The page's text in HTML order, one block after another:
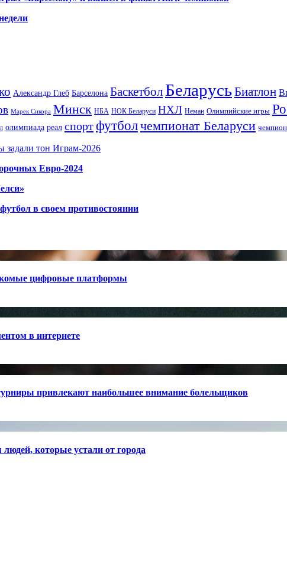
Александр Глеб Барселона Баскетбол БеларусьБиатлон
Марек Сикора Минск НБА НОК Беларуси НХЛ Неман Олимпийские игры
олимпиада реал спортфутболчемпионат Беларуси
задали тон Играм-2026
Евро-2024
в своем противостоянии
цифровые платформы
в интернете
привлекают наибольшее внимание болельщиков
которые устали от города